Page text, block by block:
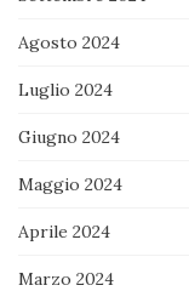
Agosto 2024
Luglio 2024
Giugno 2024
Maggio 2024
Aprile 2024
Marzo 2024